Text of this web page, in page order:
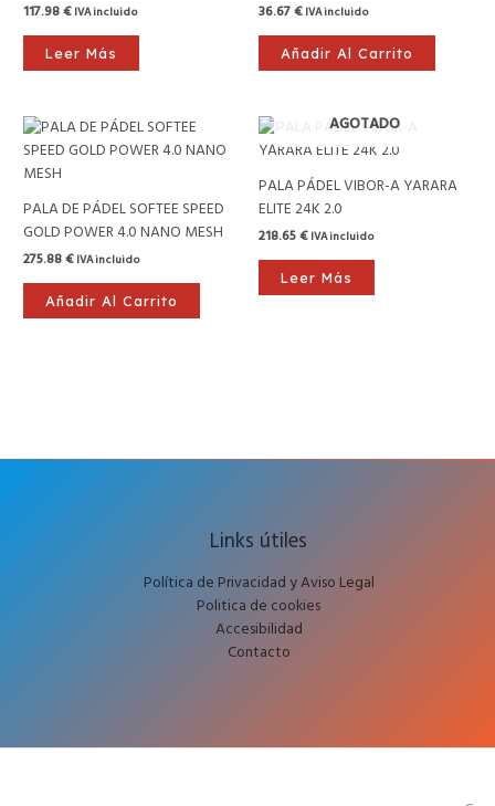
117.98€ IVA incluido
Leer Más
36.67€ IVA incluido
Añadir Al Carrito
PALA DE PÁDEL SOFTEE SPEED
GOLD POWER 4.0 NANO MESH
275.88€ IVA incluido
Añadir Al Carrito
AGOTADO
PALA PÁDEL VIBOR-A YARARA
ELITE 24K 2.0
218.65€ IVA incluido
Leer Más
Links útiles
Política de Privacidad y Aviso Legal
Politica de cookies
Accesibilidad
Contacto